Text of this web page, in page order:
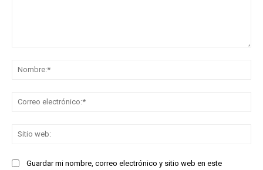
Guardar mi nombre, correo electrónico y sitio web en este